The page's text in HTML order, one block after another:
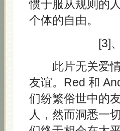
惯于服从规则的
个体的自由。
[3]、
此片无关爱情
友谊。Red 和
们纷繁俗世中的
人，然而洞悉一